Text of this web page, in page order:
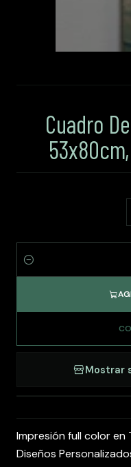
Cuadro
Cantidad
Mostrar
Impresión full color en
Diseños